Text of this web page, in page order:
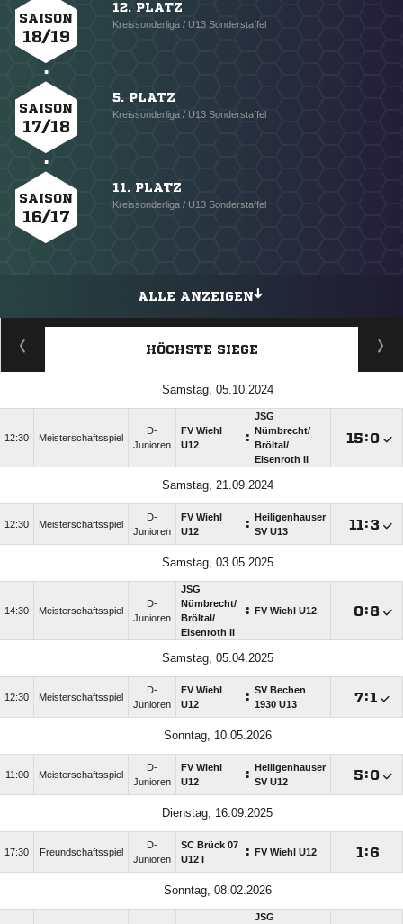
SAISON
18/19
12. PLATZ
Kreissonderliga / U13 Sonderstaffel
SAISON
17/18
5. PLATZ
Kreissonderliga / U13 Sonderstaffel
SAISON
16/17
11. PLATZ
Kreissonderliga / U13 Sonderstaffel
ALLE ANZEIGEN
HÖCHSTE SIEGE
Samstag, 05.10.2024
12:30 Meisterschaftsspiel
D-
Junioren
FV Wiehl
U12
:
JSG
Nümbrecht/​
Bröltal/​
Elsenroth II
:
Samstag, 21.09.2024
12:30 Meisterschaftsspiel
D-
Junioren
FV Wiehl
U12
:
Heiligenhauser
SV U13
:
Samstag, 03.05.2025
14:30 Meisterschaftsspiel
D-
Junioren
JSG
Nümbrecht/​
Bröltal/​
Elsenroth II
: FV Wiehl U12 :
Samstag, 05.04.2025
12:30 Meisterschaftsspiel
D-
Junioren
FV Wiehl
U12
: SV Bechen
1930 U13
:
Sonntag, 10.05.2026
11:00 Meisterschaftsspiel
D-
Junioren
FV Wiehl
U12
:
Heiligenhauser
SV U12
:
Dienstag, 16.09.2025
17:30 Freundschaftsspiel
D-
Junioren
SC Brück 07
U12 I
: FV Wiehl U12 :
Sonntag, 08.02.2026
JSG